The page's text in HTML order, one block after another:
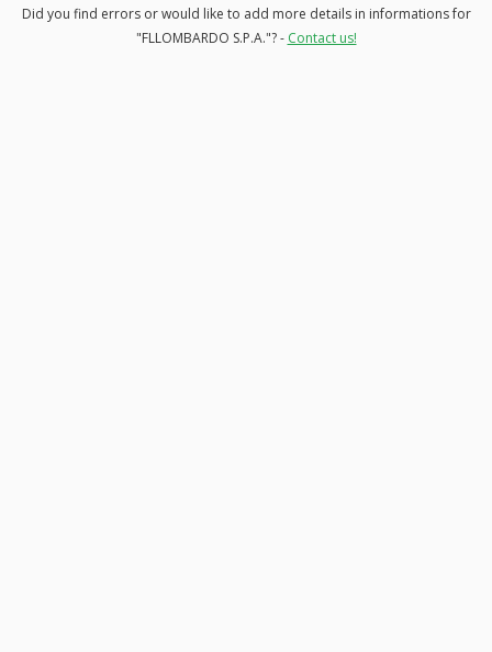
Did you find errors or would like to add more details in informations for
"FLLOMBARDO S.P.A."? - Contact us!